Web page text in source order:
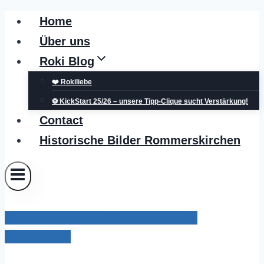
Zum
Inhalt
springen
Home
Über uns
Roki Blog
❤️ Rokiliebe
⚽ KickStart 25/26 – unsere Tipp-Clique sucht Verstärkung!
Contact
Historische Bilder Rommerskirchen